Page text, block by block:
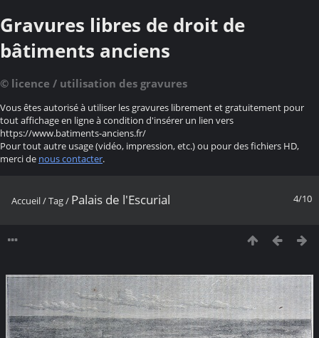
Gravures libres de droit de
bâtiments anciens
© licence / utilisation des gravures
Vous êtes autorisé à utiliser les gravures librement et gratuitement pour
tout affichage en ligne à condition d'insérer un lien vers
https://www.batiments-anciens.fr/
Pour tout autre usage (vidéo, impression, etc.) ou pour des fichiers HD,
merci de nous contacter.
4/10
Accueil/Tag/ Palais de l'Escurial